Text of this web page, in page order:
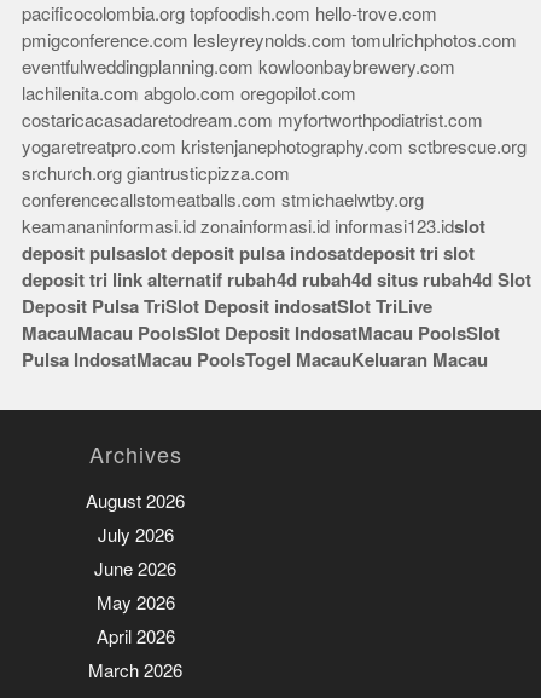
pacificocolombia.org topfoodish.com hello-trove.com
pmigconference.com lesleyreynolds.com tomulrichphotos.com
eventfulweddingplanning.com kowloonbaybrewery.com
lachilenita.com abgolo.com oregopilot.com
costaricacasadaretodream.com myfortworthpodiatrist.com
yogaretreatpro.com kristenjanephotography.com sctbrescue.org
srchurch.org giantrusticpizza.com
conferencecallstomeatballs.com stmichaelwtby.org
keamananinformasi.id zonainformasi.id informasi123.idslot
deposit pulsaslot deposit pulsa indosatdeposit tri slot
deposit tri link alternatif rubah4d rubah4d situs rubah4d Slot
Deposit Pulsa TriSlot Deposit indosatSlot TriLive
MacauMacau PoolsSlot Deposit IndosatMacau PoolsSlot
Pulsa IndosatMacau PoolsTogel MacauKeluaran Macau
Archives
August 2026
July 2026
June 2026
May 2026
April 2026
March 2026